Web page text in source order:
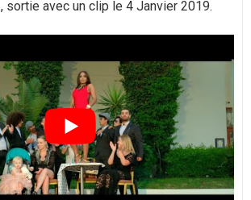
, sortie avec un clip le 4 Janvier 2019.